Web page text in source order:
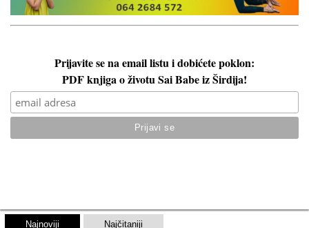
Prijavite se na email listu i dobićete poklon:
PDF knjiga o životu Sai Babe iz Širdija!
Najnoviji Najčitaniji